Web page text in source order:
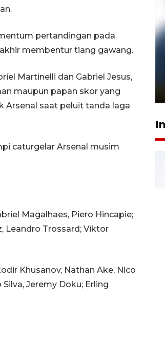
pertandingan pada
membentur tiang gawang.
Martinelli dan Gabriel Jesus,
maupun papan skor yang
Arsenal saat peluit tanda laga
caturgelar Arsenal musim
Magalhaes, Piero Hincapie;
Leandro Trossard; Viktor
Khusanov, Nathan Ake, Nico
Jeremy Doku; Erling
8 tahan?
2026 05:47